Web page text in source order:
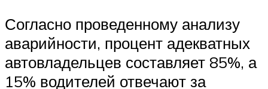
Согласно проведенному анализу
аварийности, процент адекватных
автовладельцев составляет 85%, а
15% водителей отвечают за